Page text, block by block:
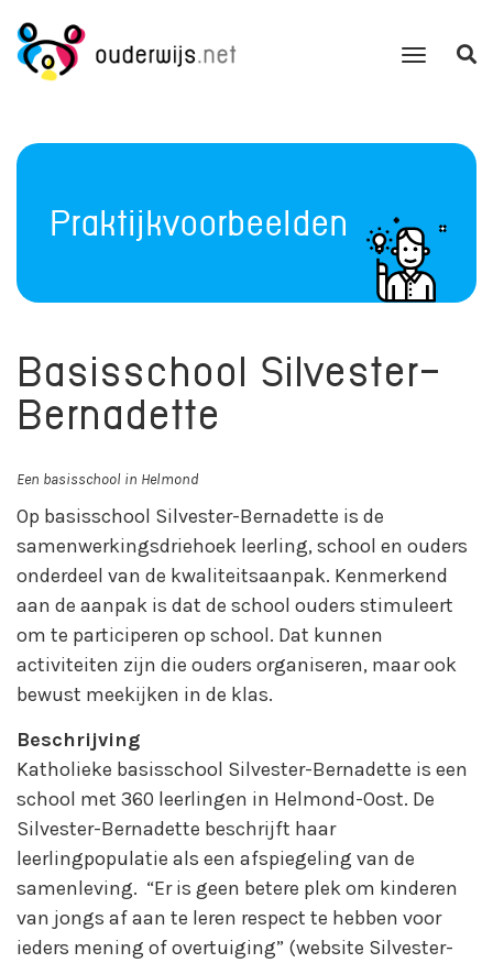
Praktijkvoorbeelden
Basisschool Silvester-
Bernadette
Een basisschool in Helmond
Op basisschool Silvester-Bernadette is de
samenwerkingsdriehoek leerling, school en ouders
onderdeel van de kwaliteitsaanpak. Kenmerkend
aan de aanpak is dat de school ouders stimuleert
om te participeren op school. Dat kunnen
activiteiten zijn die ouders organiseren, maar ook
bewust meekijken in de klas.
Beschrijving
Katholieke basisschool Silvester-Bernadette is een
school met 360 leerlingen in Helmond-Oost. De
Silvester-Bernadette beschrijft haar
leerlingpopulatie als een afspiegeling van de
samenleving. “Er is geen betere plek om kinderen
van jongs af aan te leren respect te hebben voor
ieders mening of overtuiging” (website Silvester-